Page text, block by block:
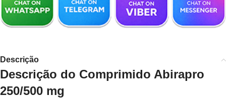
Descrição
Descrição do Comprimido Abirapro
250/500 mg